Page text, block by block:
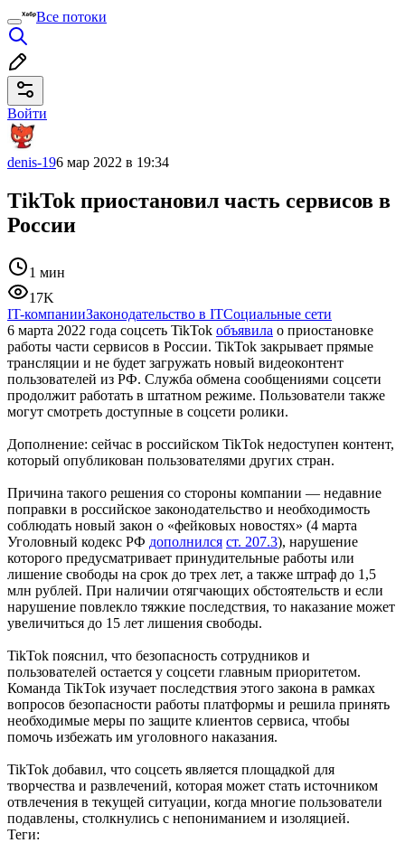
Все потоки
Войти
denis-196 мар 2022 в 19:34
TikTok приостановил часть сервисов в
России
1 мин
17K
IT-компанииЗаконодательство в ITСоциальные сети
6 марта 2022 года соцсеть TikTok объявила о приостановке
работы части сервисов в России. TikTok закрывает прямые
трансляции и не будет загружать новый видеоконтент
пользователей из РФ. Служба обмена сообщениями соцсети
продолжит работать в штатном режиме. Пользователи также
могут смотреть доступные в соцсети ролики.
Дополнение: сейчас в российском TikTok недоступен контент,
который опубликован пользователями других стран.
Причина такого решения со стороны компании — недавние
поправки в российское законодательство и необходимость
соблюдать новый закон о «фейковых новостях» (4 марта
Уголовный кодекс РФ дополнился ст. 207.3), нарушение
которого предусматривает принудительные работы или
лишение свободы на срок до трех лет, а также штраф до 1,5
млн рублей. При наличии отягчающих обстоятельств и если
нарушение повлекло тяжкие последствия, то наказание может
увеличиться до 15 лет лишения свободы.
TikTok пояснил, что безопасность сотрудников и
пользователей остается у соцсети главным приоритетом.
Команда TikTok изучает последствия этого закона в рамках
вопросов безопасности работы платформы и решила принять
необходимые меры по защите клиентов сервиса, чтобы
помочь избежать им уголовного наказания.
TikTok добавил, что соцсеть является площадкой для
творчества и развлечений, которая может стать источником
отвлечения в текущей ситуации, когда многие пользователи
подавлены, столкнулись с непониманием и изоляцией.
Теги: